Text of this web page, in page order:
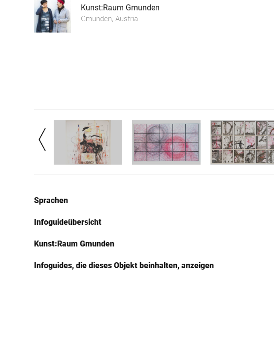
Kunst:Raum Gmunden
Gmunden, Austria
Sprachen
Infoguideübersicht
Kunst:Raum Gmunden
Infoguides, die dieses Objekt beinhalten, anzeigen